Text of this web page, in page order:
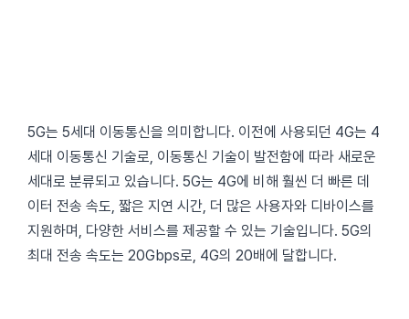
5G는 5세대 이동통신을 의미합니다. 이전에 사용되던 4G는 4
세대 이동통신 기술로, 이동통신 기술이 발전함에 따라 새로운
세대로 분류되고 있습니다. 5G는 4G에 비해 훨씬 더 빠른 데
이터 전송 속도, 짧은 지연 시간, 더 많은 사용자와 디바이스를
지원하며, 다양한 서비스를 제공할 수 있는 기술입니다. 5G의
최대 전송 속도는 20Gbps로, 4G의 20배에 달합니다.